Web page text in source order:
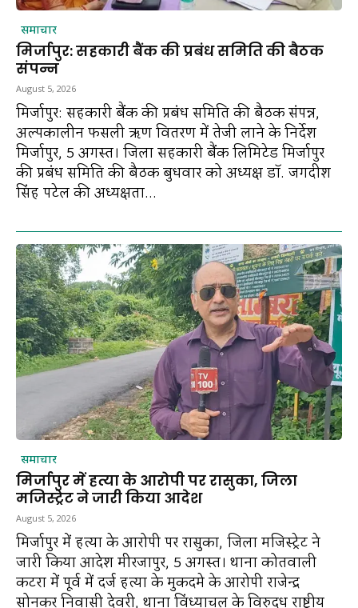
समाचार
मिर्जापुर: सहकारी बैंक की प्रबंध समिति की बैठक
संपन्न
August 5, 2026
मिर्जापुर: सहकारी बैंक की प्रबंध समिति की बैठक संपन्न,
अल्पकालीन फसली ऋण वितरण में तेजी लाने के निर्देश
मिर्जापुर, 5 अगस्त। जिला सहकारी बैंक लिमिटेड मिर्जापुर
की प्रबंध समिति की बैठक बुधवार को अध्यक्ष डॉ. जगदीश
सिंह पटेल की अध्यक्षता...
समाचार
मिर्जापुर में हत्या के आरोपी पर रासुका, जिला
मजिस्ट्रेट ने जारी किया आदेश
August 5, 2026
मिर्जापुर में हत्या के आरोपी पर रासुका, जिला मजिस्ट्रेट ने
जारी किया आदेश मीरजापुर, 5 अगस्त। थाना कोतवाली
कटरा में पूर्व में दर्ज हत्या के मुकदमे के आरोपी राजेन्द्र